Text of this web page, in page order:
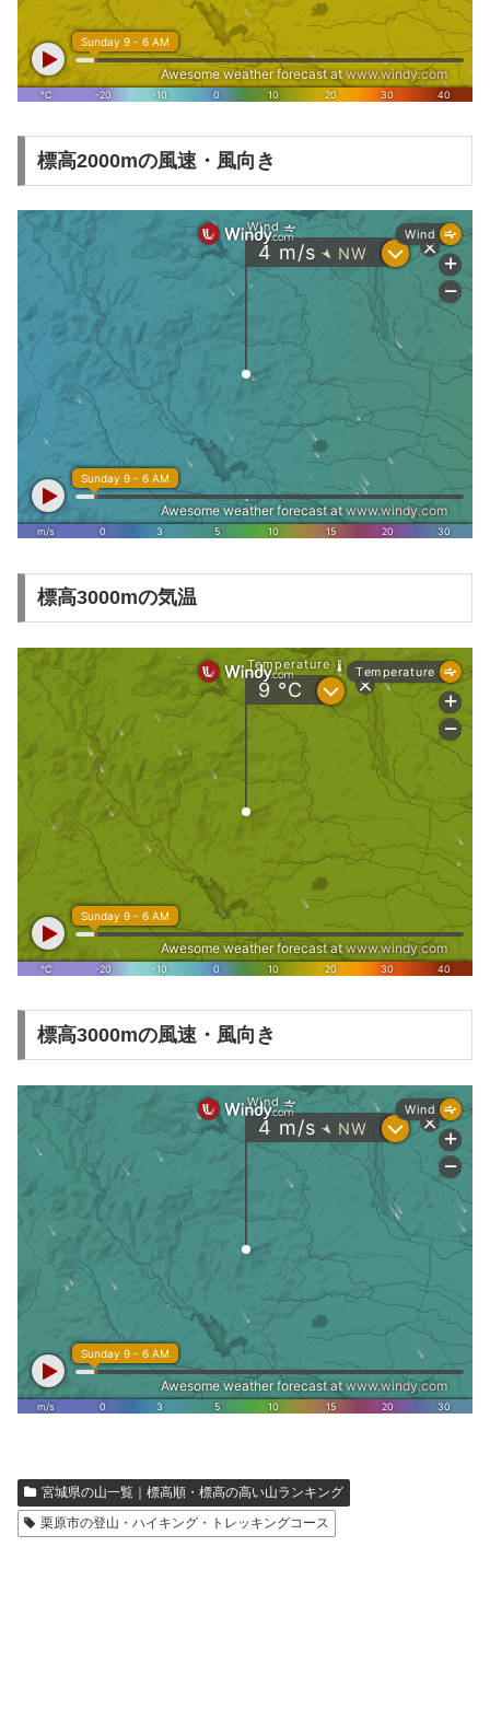
標高2000mの風速・風向き
標高3000mの気温
標高3000mの風速・風向き
宮城県の山一覧｜標高順・標高の高い山ランキング
栗原市の登山・ハイキング・トレッキングコース